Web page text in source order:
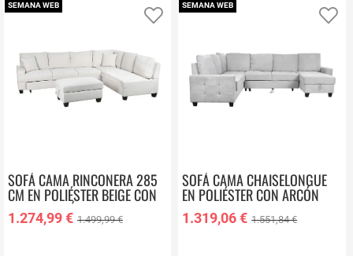
SEMANA WEB
Añadir a favoritos
SOFÁ CAMA RINCONERA 285
CM EN POLIÉSTER BEIGE CON
PUFF Y ARCÓN MB-219482
1.274,99 € 1.499,99 €
SEMANA WEB
SOFÁ CAMA CHAISELONGUE
EN POLIÉSTER CON ARCÓN
MB-219483
1.319,06 € 1.551,84 €